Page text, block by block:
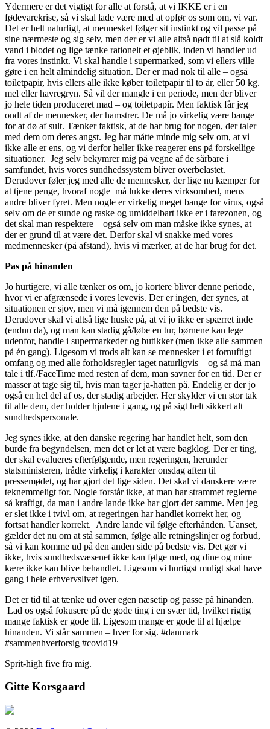
Ydermere er det vigtigt for alle at forstå, at vi IKKE er i en
fødevarekrise, så vi skal lade være med at opfør os som om, vi var.
Det er helt naturligt, at mennesket følger sit instinkt og vil passe på
sine nærmeste og sig selv, men der er vi alle altså nødt til at slå koldt
vand i blodet og lige tænke rationelt et øjeblik, inden vi handler ud
fra vores instinkt. Vi skal handle i supermarked, som vi ellers ville
gøre i en helt almindelig situation. Der er mad nok til alle – også
toiletpapir, hvis ellers alle ikke køber toiletpapir til to år, eller 50 kg.
mel eller havregryn. Så vil der mangle i en periode, men der bliver
jo hele tiden produceret mad – og toiletpapir. Men faktisk får jeg
ondt af de mennesker, der hamstrer. De må jo virkelig være bange
for at dø af sult. Tænker faktisk, at de har brug for nogen, der taler
med dem om deres angst. Jeg har måtte minde mig selv om, at vi
ikke alle er ens, og vi derfor heller ikke reagerer ens på forskellige
situationer. Jeg selv bekymrer mig på vegne af de sårbare i
samfundet, hvis vores sundhedssystem bliver overbelastet.
Derudover føler jeg med alle de mennesker, der lige nu kæmper for
at tjene penge, hvoraf nogle må lukke deres virksomhed, mens
andre bliver fyret. Men nogle er virkelig meget bange for virus, også
selv om de er sunde og raske og umiddelbart ikke er i farezonen, og
det skal man respektere – også selv om man måske ikke synes, at
der er grund til at være det. Derfor skal vi snakke med vores
medmennesker (på afstand), hvis vi mærker, at de har brug for det.
Pas på hinanden
Jo hurtigere, vi alle tænker os om, jo kortere bliver denne periode,
hvor vi er afgrænsede i vores levevis. Der er ingen, der synes, at
situationen er sjov, men vi må igennem den på bedste vis.
Derudover skal vi altså lige huske på, at vi jo ikke er spærret inde
(endnu da), og man kan stadig gå/løbe en tur, børnene kan lege
udenfor, handle i supermarkeder og butikker (men ikke alle sammen
på én gang). Ligesom vi trods alt kan se mennesker i et fornuftigt
omfang og med alle forholdsregler taget naturligvis – og så må man
tale i tlf./FaceTime med resten af dem, man savner for en tid. Der er
masser at tage sig til, hvis man tager ja-hatten på. Endelig er der jo
også en hel del af os, der stadig arbejder. Her skylder vi en stor tak
til alle dem, der holder hjulene i gang, og på sigt helt sikkert alt
sundhedspersonale.
Jeg synes ikke, at den danske regering har handlet helt, som den
burde fra begyndelsen, men det er let at være bagklog. Der er ting,
der skal evalueres efterfølgende, men regeringen, herunder
statsministeren, trådte virkelig i karakter onsdag aften til
pressemødet, og har gjort det lige siden. Det skal vi danskere være
teknemmeligt for. Nogle forstår ikke, at man har strammet reglerne
så kraftigt, da man i andre lande ikke har gjort det samme. Men jeg
er slet ikke i tvivl om, at regeringen har handlet korrekt her, og
fortsat handler korrekt. Andre lande vil følge efterhånden. Uanset,
gælder det nu om at stå sammen, følge alle retningslinjer og forbud,
så vi kan komme ud på den anden side på bedste vis. Det gør vi
ikke, hvis sundhedsvæsenet ikke kan følge med, og dine og mine
kære ikke kan blive behandlet. Ligesom vi hurtigst muligt skal have
gang i hele erhvervslivet igen.
Det er tid til at tænke ud over egen næsetip og passe på hinanden.
Lad os også fokusere på de gode ting i en svær tid, hvilket rigtig
mange faktisk er gode til. Ligesom mange er gode til at hjælpe
hinanden. Vi står sammen – hver for sig. #danmark
#sammenhverforsig #covid19
Sprit-high five fra mig.
Gitte Korsgaard